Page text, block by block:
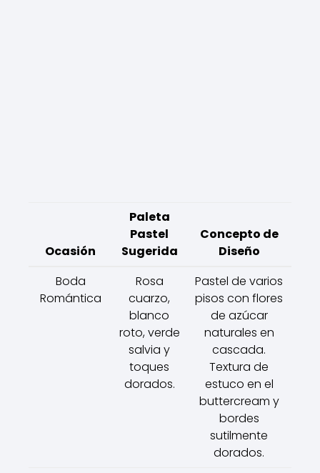
Ocasión
Paleta
Pastel
Sugerida
Concepto de
Diseño
Boda
Romántica
Rosa
cuarzo,
blanco
roto, verde
salvia y
toques
dorados.
Pastel de varios
pisos con flores
de azúcar
naturales en
cascada.
Textura de
estuco en el
buttercream y
bordes
sutilmente
dorados.